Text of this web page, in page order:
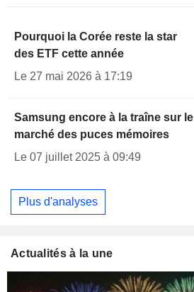
Pourquoi la Corée reste la star
des ETF cette année
Le 27 mai 2026 à 17:19
Samsung encore à la traîne sur le
marché des puces mémoires
Le 07 juillet 2025 à 09:49
Plus d'analyses
Actualités à la une